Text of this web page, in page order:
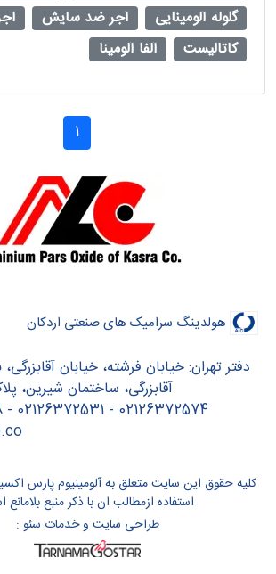
گلوله آلومینایی
آجر ضد سایش
کاتالیست
آلفا آلومینا
1
هولدینگ سرامیک های صنعتی اردکان
دفتر تهران: خیابان فرشته، خیابان آقابزرگی،
آقابزرگی، ساختمان شیرین، پلاک 21،
02126372574 - 02126372531 - 02126372558
کلیه حقوق این سایت متعلق به آلومینیوم پارس
استفاده ازمطالب ان با ذکر منبع
طراحی سایت وخدمات سئو :